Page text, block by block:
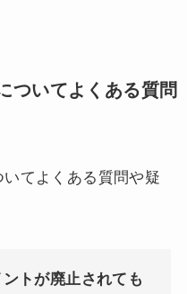
ついてよくある質問
てよくある質問や疑
トが廃止されても